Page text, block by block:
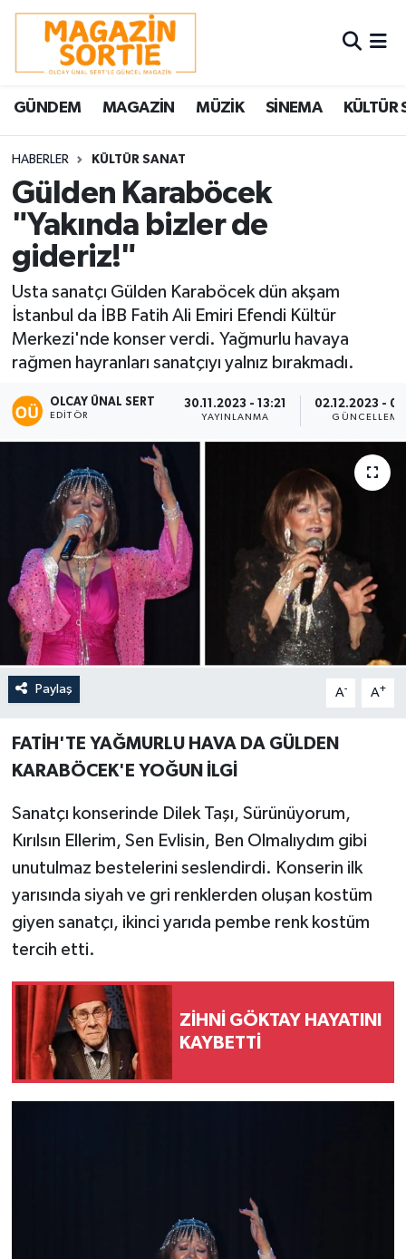
GÜNDEM MAGAZİN MÜZİK SİNEMA KÜLTÜR
HABERLER KÜLTÜR SANAT
Gülden Karaböcek
"Yakında bizler de
gideriz!"
Usta sanatçı Gülden Karaböcek dün akşam
İstanbul da İBB Fatih Ali Emiri Efendi Kültür
Merkezi'nde konser verdi. Yağmurlu havaya
rağmen hayranları sanatçıyı yalnız bırakmadı.
OLCAY ÜNAL SERT
EDITÖR
30.11.2023 - 13:21
YAYINLANMA
02.12.2023 -
GÜNCELLEME
Paylaş A- A+
FATİH'TE YAĞMURLU HAVA DA GÜLDEN
KARABÖCEK'E YOĞUN İLGİ
Sanatçı konserinde Dilek Taşı, Sürünüyorum,
Kırılsın Ellerim, Sen Evlisin, Ben Olmalıydım gibi
unutulmaz bestelerini seslendirdi. Konserin ilk
yarısında siyah ve gri renklerden oluşan kostüm
giyen sanatçı, ikinci yarıda pembe renk kostüm
tercih etti.
ZİHNİ GÖKTAY HAYATINI
KAYBETTİ
Nöbetçi Eczaneler
Hava Durumu
Trafik Durumu
Süper Lig Puan Durumu ve Fikstür
Tüm Manşetler
Son Dakika Haberleri
Haber Arşivi